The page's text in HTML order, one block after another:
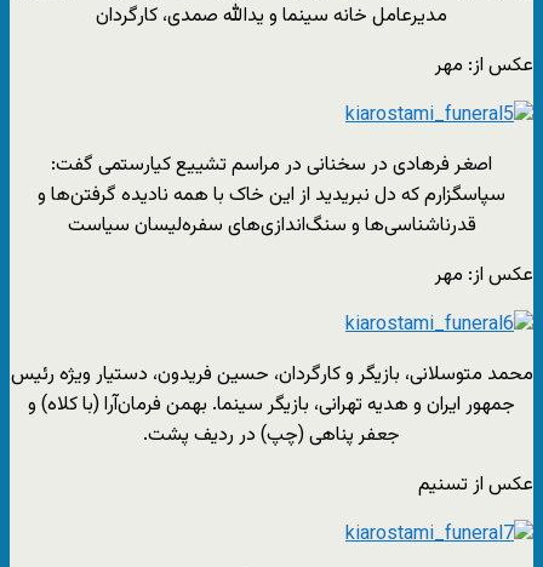
مدیرعامل خانه سینما و یدالله صمدی، کارگردان
عکس از: مهر
اصغر فرهادی در سخنانی در مراسم تشییع کیارستمی گفت:
سپاسگزارم که دل نبریدید از این خاک با همه نادیده گرفتن‌ها و
قدرناشناسی‌ها و سنگ‌اندازی‌های سفره‌لیسان سیاست
عکس از: مهر
محمد متوسلانی، بازیگر و کارگردان، حسین فریدون، دستیار ویژه رئیس
جمهور ایران و هدیه تهرانی، بازیگر سینما. بهمن فرمان‌آرا (با کلاه) و
جعفر پناهی (چپ) در ردیف پشت.
عکس از تسنیم